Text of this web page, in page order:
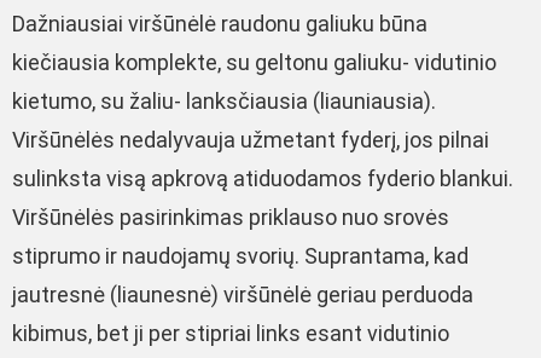
Dažniausiai viršūnėlė raudonu galiuku būna
kiečiausia komplekte, su geltonu galiuku- vidutinio
kietumo, su žaliu- lanksčiausia (liauniausia).
Viršūnėlės nedalyvauja užmetant fyderį, jos pilnai
sulinksta visą apkrovą atiduodamos fyderio blankui.
Viršūnėlės pasirinkimas priklauso nuo srovės
stiprumo ir naudojamų svorių. Suprantama, kad
jautresnė (liaunesnė) viršūnėlė geriau perduoda
kibimus, bet ji per stipriai links esant vidutinio